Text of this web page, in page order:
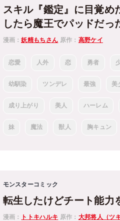
スキル『鑑定』に目覚め
したら魔王でパッドだっ
漫画：妖精もちさん 原作： 高野ケイ
恋愛 人外 恋 勇者
幼馴染 ツンデレ 最強 美
成り上がり 美人 ハーレム
妹 魔法 獣人 胸キュン
モンスターコミック
転生したけどチート能力
漫画： トトキハルキ 原作： 大邦将人（ツ